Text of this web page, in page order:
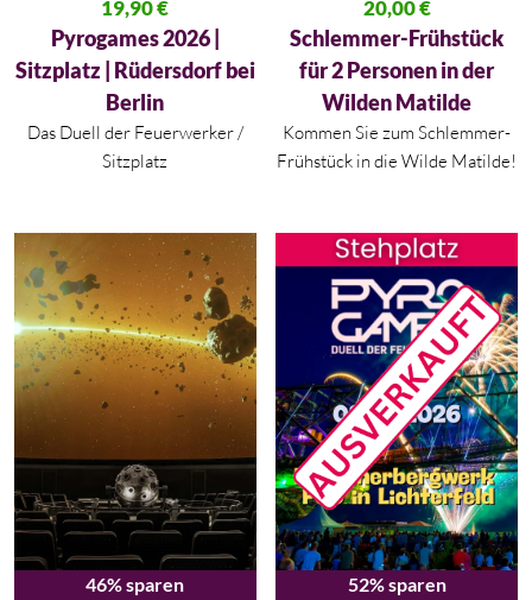
Ursprünglicher Preis war: 37,80 €
19,90€
Aktueller Preis ist: 19,90 €.
Pyrogames 2026 |
Sitzplatz | Rüdersdorf bei
Berlin
Das Duell der Feuerwerker /
Sitzplatz
Ursprünglicher Preis war:
20,00€
Aktueller Preis ist: 20,00 €.
Schlemmer-Frühstück
für 2 Personen in der
Wilden Matilde
Kommen Sie zum Schlemmer-
Frühstück in die Wilde Matilde!
46% sparen
52% sparen